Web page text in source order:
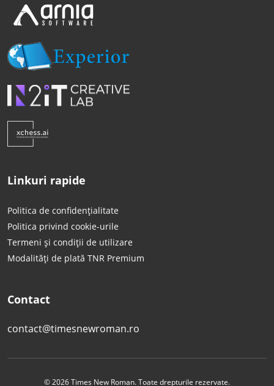
Linkuri rapide
Politica de confidențialitate
Politica privind cookie-urile
Termeni și condiții de utilizare
Modalități de plată TNR Premium
Contact
contact@timesnewroman.ro
© 2026 Times New Roman. Toate drepturile rezervate.